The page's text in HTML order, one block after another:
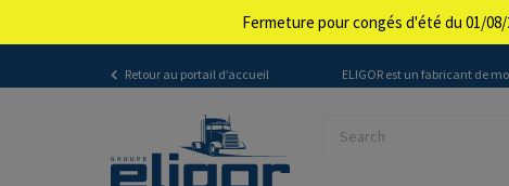
Retour au portail d’accueil ELIGOR est un fabricant de
Fermeture pour congés d'été du 01/